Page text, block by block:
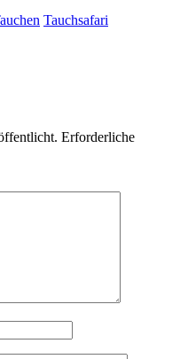
Tauchsafari
Erforderliche